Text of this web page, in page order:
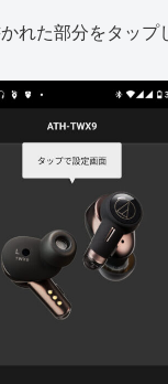
れた部分をタップ